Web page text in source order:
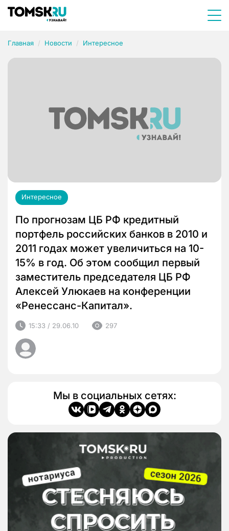
Главная Новости Интересное
Интересное
По прогнозам ЦБ РФ кредитный
портфель российских банков в 2010 и
2011 годах может увеличиться на 10-
15% в год. Об этом сообщил первый
заместитель председателя ЦБ РФ
Алексей Улюкаев на конференции
«Ренессанс-Капитал».
15:33 / 29.06.10 297
Мы в социальных сетях: